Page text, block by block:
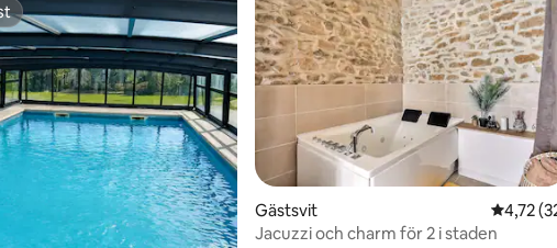
betyg, 74 omdömen
Gästsvit 4,72 av
4,72
Jacuzzi och charm för 2 i staden